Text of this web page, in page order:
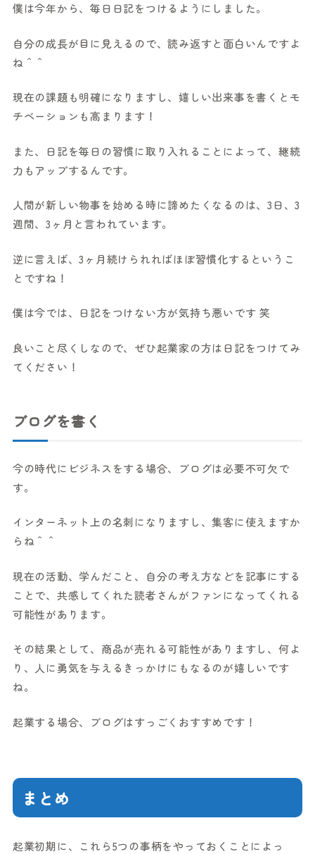
僕は今年から、毎日日記をつけるようにしました。
自分の成長が目に見えるので、読み返すと面白いんですよ
ね＾＾
現在の課題も明確になりますし、嬉しい出来事を書くとモ
チベーションも高まります！
また、日記を毎日の習慣に取り入れることによって、継続
力もアップするんです。
人間が新しい物事を始める時に諦めたくなるのは、3日、3
週間、3ヶ月と言われています。
逆に言えば、3ヶ月続けられればほぼ習慣化するというこ
とですね！
僕は今では、日記をつけない方が気持ち悪いです 笑
良いこと尽くしなので、ぜひ起業家の方は日記をつけてみ
てください！
ブログを書く
今の時代にビジネスをする場合、ブログは必要不可欠で
す。
インターネット上の名刺になりますし、集客に使えますか
らね＾＾
現在の活動、学んだこと、自分の考え方などを記事にする
ことで、共感してくれた読者さんがファンになってくれる
可能性があります。
その結果として、商品が売れる可能性がありますし、何よ
り、人に勇気を与えるきっかけにもなるのが嬉しいです
ね。
起業する場合、ブログはすっごくおすすめです！
まとめ
起業初期に、これら5つの事柄をやっておくことによっ